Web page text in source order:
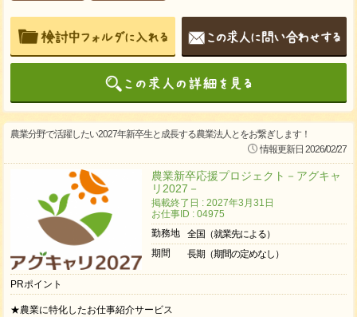
農業分野で活躍したい2027年新卒生と成長する農業法人とをお繋ぎします！
情報更新日 2026/02/27
農業新卒応援プロジェクト－アグキャ
リ2027－
掲載終了日 : 2027年3月31日
お仕事ID : 04975
勤務地
全国（就業先による）
期間
長期（期間の定めなし）
PRポイント
★農業に特化したお仕事紹介サービス